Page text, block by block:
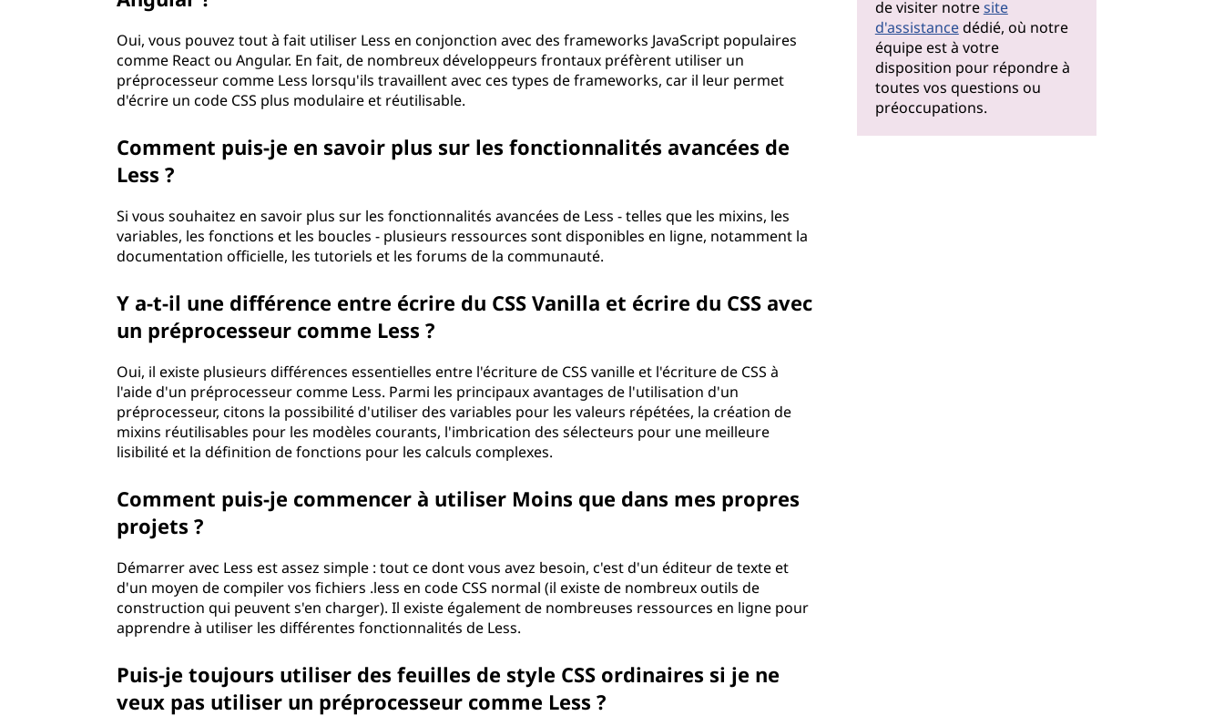
Oui, vous pouvez tout à fait utiliser Less en conjonction avec des frameworks JavaScript populaires
comme React ou Angular. En fait, de nombreux développeurs frontaux préfèrent utiliser un
préprocesseur comme Less lorsqu'ils travaillent avec ces types de frameworks, car il leur permet
d'écrire un code CSS plus modulaire et réutilisable.
Comment puis-je en savoir plus sur les fonctionnalités avancées de
Less ?
Si vous souhaitez en savoir plus sur les fonctionnalités avancées de Less - telles que les mixins, les
variables, les fonctions et les boucles - plusieurs ressources sont disponibles en ligne, notamment la
documentation officielle, les tutoriels et les forums de la communauté.
Y a-t-il une différence entre écrire du CSS Vanilla et écrire du CSS avec
un préprocesseur comme Less ?
Oui, il existe plusieurs différences essentielles entre l'écriture de CSS vanille et l'écriture de CSS à
l'aide d'un préprocesseur comme Less. Parmi les principaux avantages de l'utilisation d'un
préprocesseur, citons la possibilité d'utiliser des variables pour les valeurs répétées, la création de
mixins réutilisables pour les modèles courants, l'imbrication des sélecteurs pour une meilleure
lisibilité et la définition de fonctions pour les calculs complexes.
Comment puis-je commencer à utiliser Moins que dans mes propres
projets ?
Démarrer avec Less est assez simple : tout ce dont vous avez besoin, c'est d'un éditeur de texte et
d'un moyen de compiler vos fichiers .less en code CSS normal (il existe de nombreux outils de
construction qui peuvent s'en charger). Il existe également de nombreuses ressources en ligne pour
apprendre à utiliser les différentes fonctionnalités de Less.
Puis-je toujours utiliser des feuilles de style CSS ordinaires si je ne
veux pas utiliser un préprocesseur comme Less ?
de visiter notresite
d'assistancedédié, où notre
équipe est à votre
disposition pour répondre à
toutes vos questions ou
préoccupations.